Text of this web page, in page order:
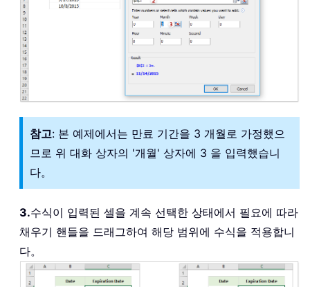
참고: 본 예제에서는 만료 기간을 3 개월로 가정했으
므로 위 대화 상자의 '개월' 상자에 3 을 입력했습니
다。
3.수식이 입력된 셀을 계속 선택한 상태에서 필요에 따라
채우기 핸들을 드래그하여 해당 범위에 수식을 적용합니
다。